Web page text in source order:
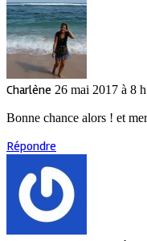
Charlène 26 mai 2017 à 8
Bonne chance alors ! et
Répondre